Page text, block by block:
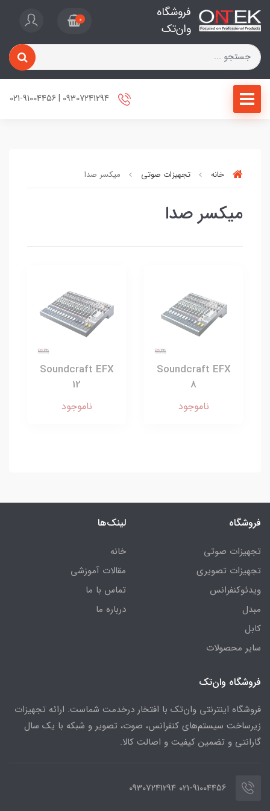
فروشگاه
وان‌تک
0
خانه تجهیزات صوتی میکسر صدا
میکسر صدا
Soundcraft EFX
8
ناموجود
Soundcraft EFX
12
ناموجود
فروشگاه
تجهیزات صوتی
تجهیزات تصویری
ویدئوکنفرانس
مبدل
کابل
سایر محصولات
لینک‌ها
خانه
مقالات آموزشی
تماس با ما
درباره ما
فروشگاه وان‌تک
فروشگاه اینترنتی وان‌تک با افتخار درخدمت شماست. ارائه تجهیزات
زیرساخت سیستم‌های کنفرانس، صوت، تصویر و شبکه با یک سال
گارانتی و تضمین کیفیت و اصالت کالا.
021-91004456 09307241294